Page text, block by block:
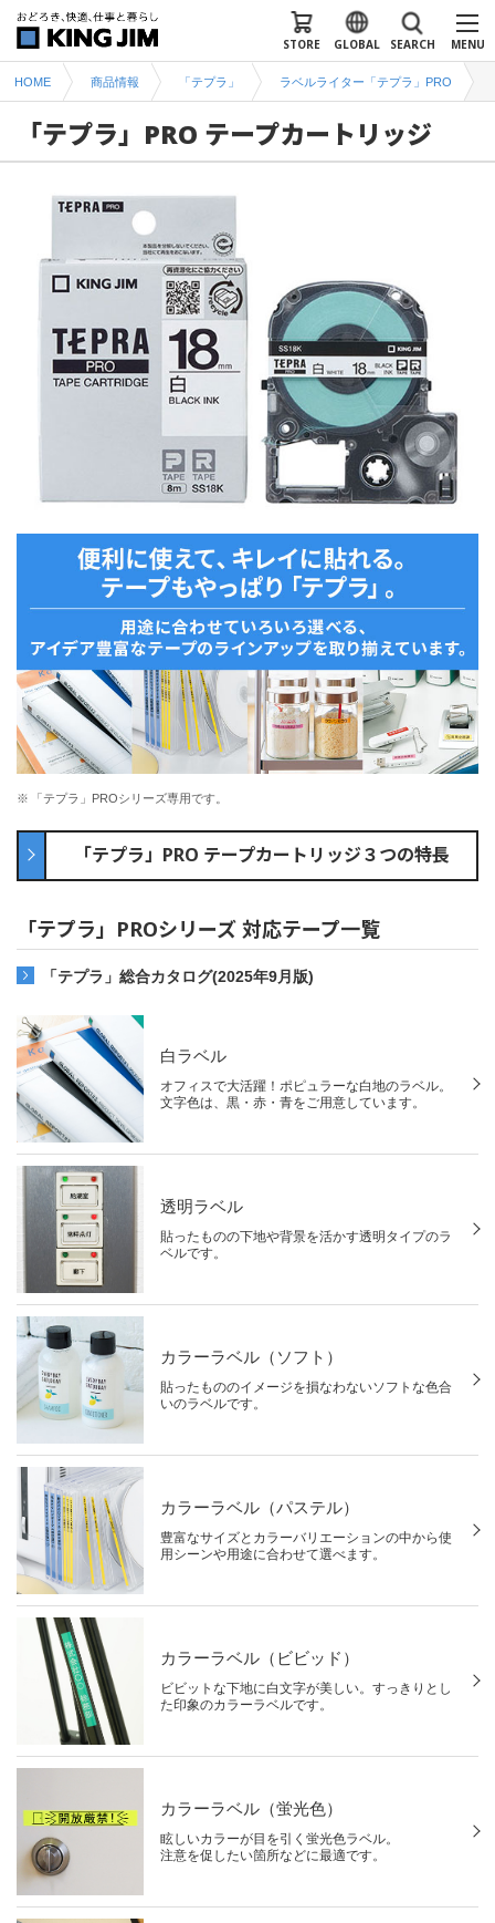
MENU
SEARCH
GLOBAL
STORE
HOME 商品情報 「テプラ」 ラベルライター「テプラ」PRO
「テプラ」PRO テープカートリッジ
※ 「テプラ」PROシリーズ専用です。
「テプラ」PRO テープカートリッジ３つの特長
「テプラ」PROシリーズ 対応テープ一覧
「テプラ」総合カタログ(2025年9月版)
白ラベル
オフィスで大活躍！ポピュラーな白地のラベル。
文字色は、黒・赤・青をご用意しています。
透明ラベル
貼ったものの下地や背景を活かす透明タイプのラ
ベルです。
カラーラベル（ソフト）
貼ったもののイメージを損なわないソフトな色合
いのラベルです。
カラーラベル（パステル）
豊富なサイズとカラーバリエーションの中から使
用シーンや用途に合わせて選べます。
カラーラベル（ビビッド）
ビビットな下地に白文字が美しい。すっきりとし
た印象のカラーラベルです。
カラーラベル（蛍光色）
眩しいカラーが目を引く蛍光色ラベル。
注意を促したい箇所などに最適です。